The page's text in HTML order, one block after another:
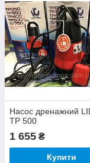
Насос дренажний
ТР 500
1 655 ₴
Купити